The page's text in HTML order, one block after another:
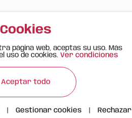
Rascador en Forma de Seta
Cookies
página web, aceptas su uso. Más
uso de cookies. Ver condiciones
Aceptar todo
Gestionar cookies Rechazar